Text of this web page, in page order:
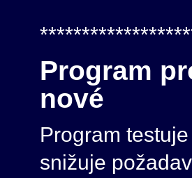
Program
nové
Program
snižuje